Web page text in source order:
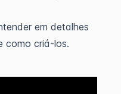
em detalhes
como criá-los.